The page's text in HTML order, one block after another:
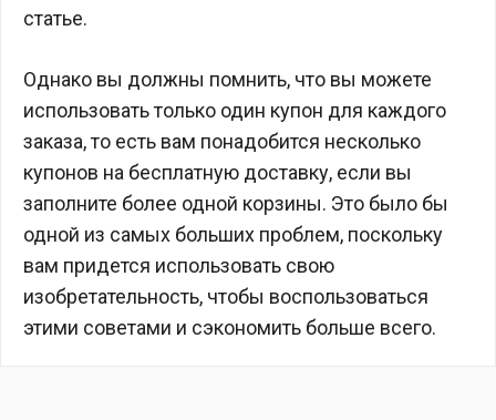
статье.
Однако вы должны помнить, что вы можете
использовать только один купон для каждого
заказа, то есть вам понадобится несколько
купонов на бесплатную доставку, если вы
заполните более одной корзины. Это было бы
одной из самых больших проблем, поскольку
вам придется использовать свою
изобретательность, чтобы воспользоваться
этими советами и сэкономить больше всего.